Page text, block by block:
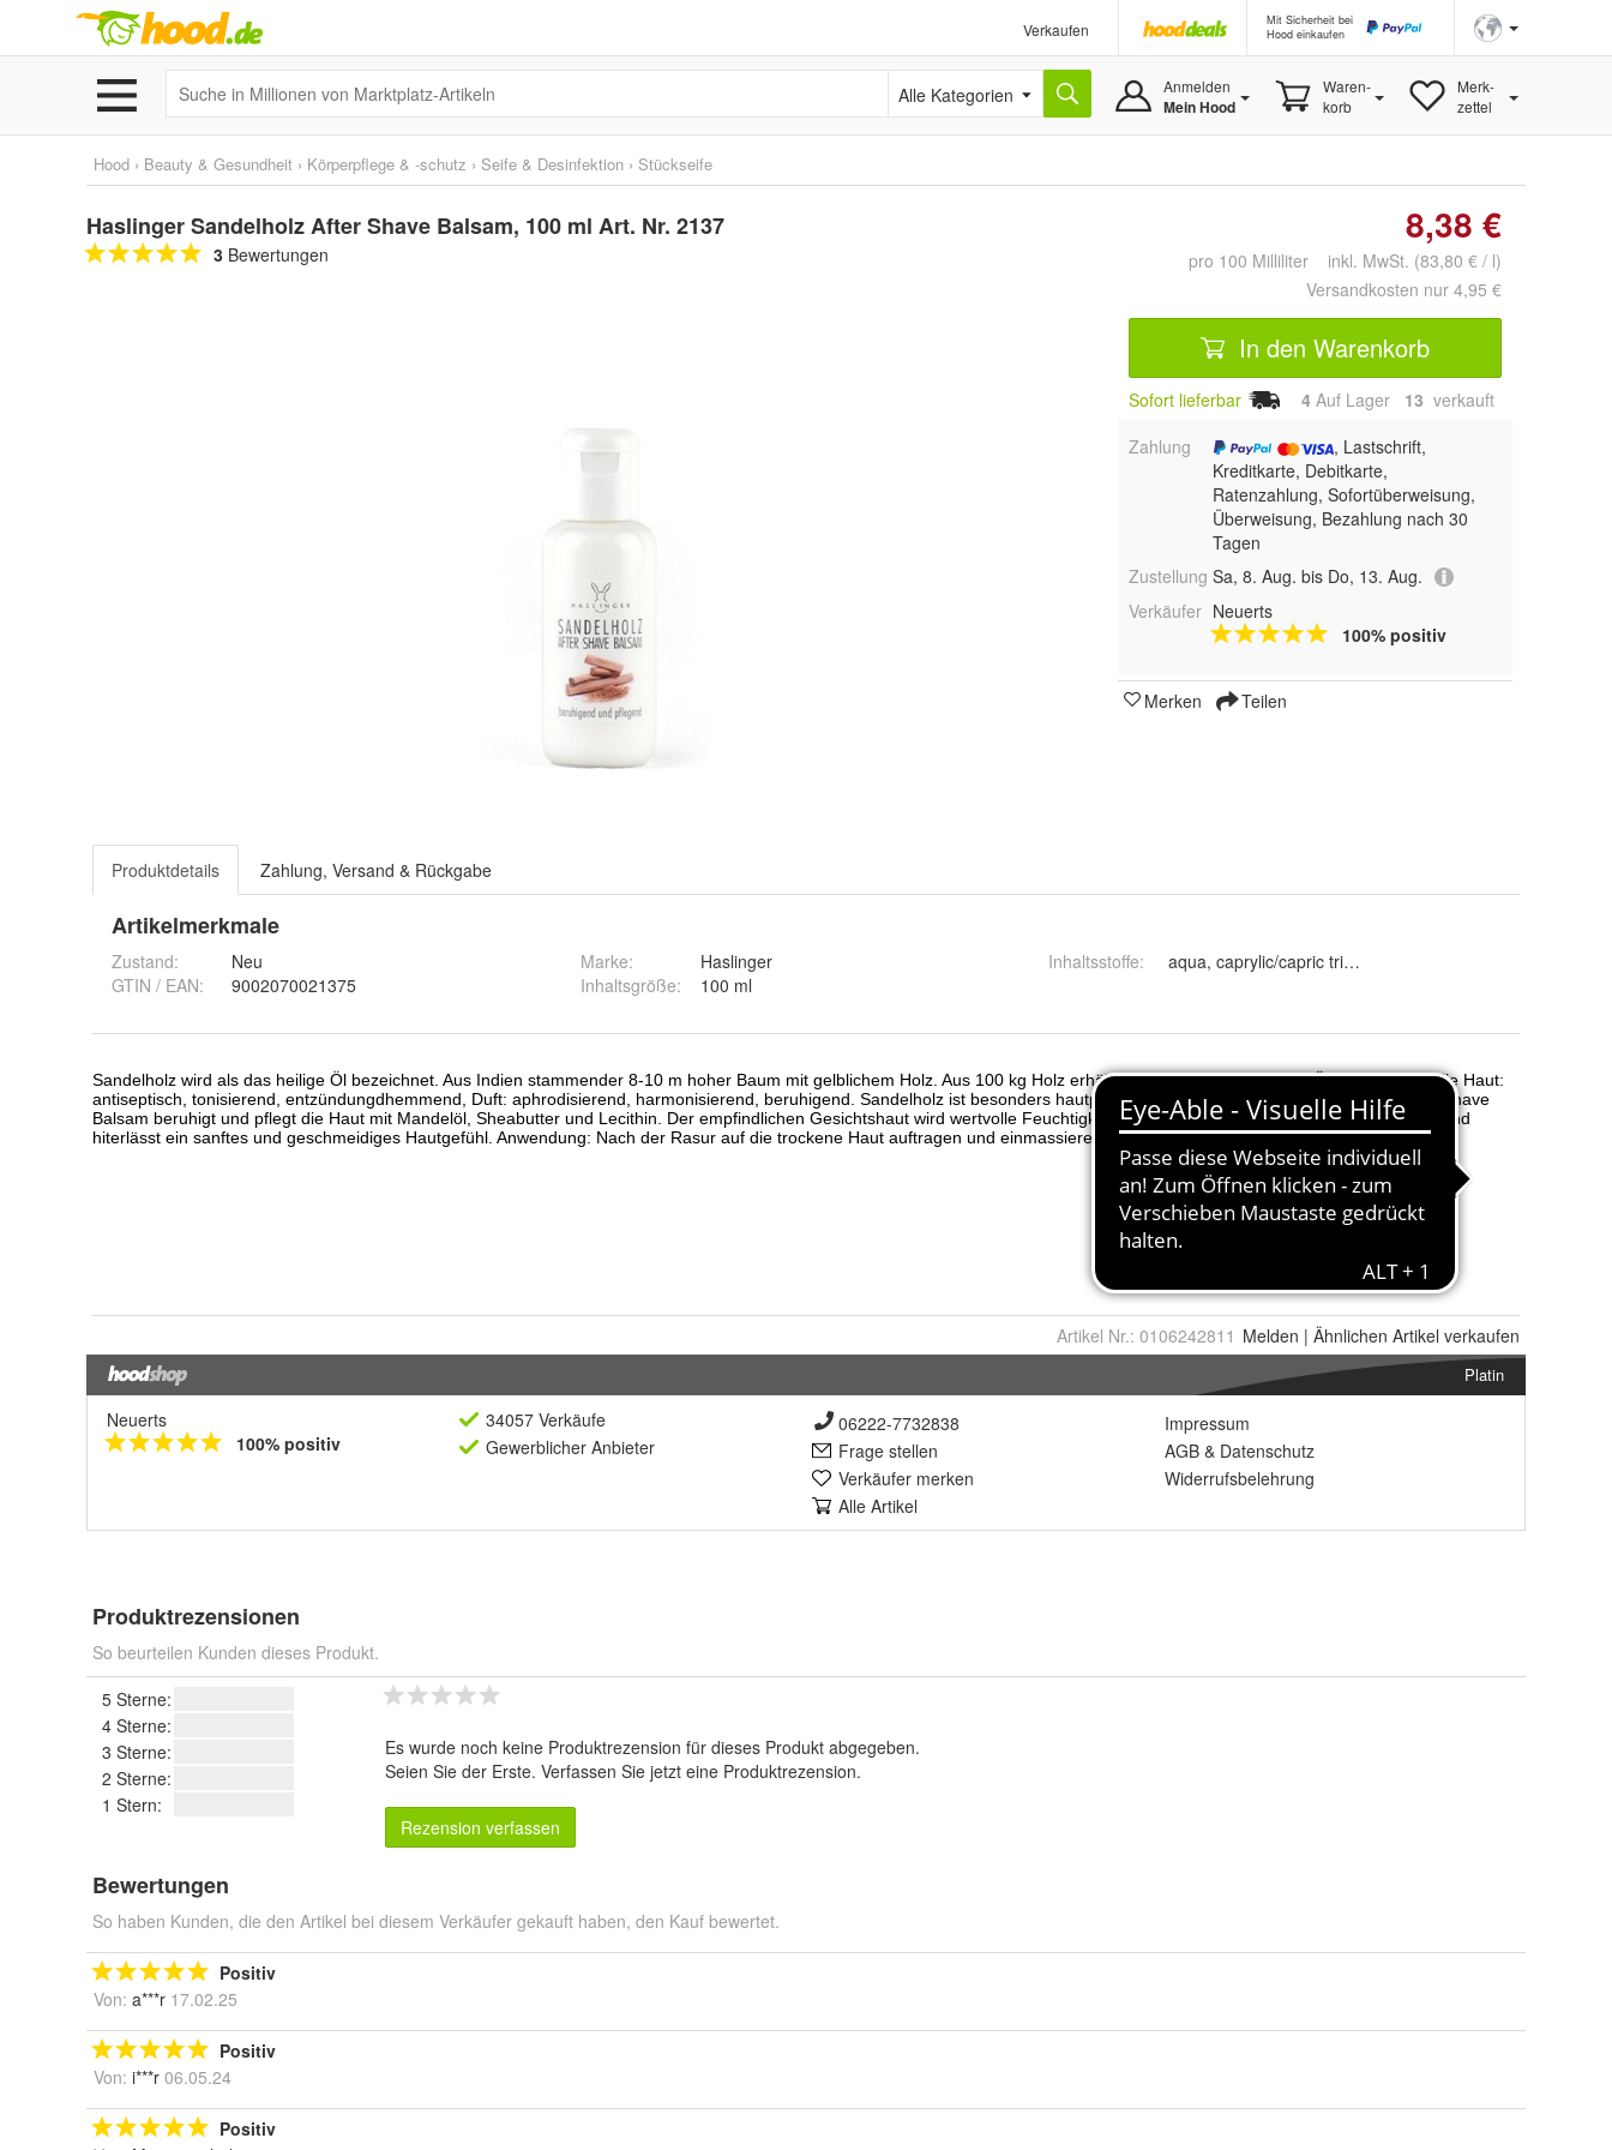
Verkaufen
Mit Sicherheit bei
Hood einkaufen
Alle Kategorien Anmelden
Mein Hood
Waren-
korb
Merk-
zettel
Hood › Beauty & Gesundheit › Körperpflege & -schutz › Seife & Desinfektion › Stückseife
Haslinger Sandelholz After Shave Balsam, 100 ml Art. Nr. 2137
3 Bewertungen
8,38 €
pro 100 Milliliter inkl. MwSt. (83,80 € / l)
Versandkosten nur 4,95 €
In den Warenkorb
Sofort lieferbar 4 Auf Lager 13 verkauft
Zahlung
, Lastschrift,
Kreditkarte, Debitkarte,
Ratenzahlung, Sofortüberweisung,
Überweisung, Bezahlung nach 30
Tagen
Zustellung Sa, 8. Aug. bis Do, 13. Aug.
Verkäufer Neuerts
100% positiv
Merken Teilen
Produktdetails Zahlung, Versand & Rückgabe
Artikelmerkmale
Zustand:
Neu
GTIN / EAN:
9002070021375
Marke:
Haslinger
Inhaltsgröße: 100 ml
Inhaltsstoffe: aqua, caprylic/capric triglyceride, isopropyl myristate,
Artikel Nr.: 0106242811 Melden | Ähnlichen Artikel verkaufen
Platin
Neuerts
100% positiv
34057 Verkäufe
Gewerblicher Anbieter
06222-7732838
Frage stellen
Verkäufer merken
Alle Artikel
Impressum
AGB & Datenschutz
Widerrufsbelehrung
Produktrezensionen
So beurteilen Kunden dieses Produkt.
5 Sterne:
4 Sterne:
3 Sterne:
2 Sterne:
1 Stern:
Es wurde noch keine Produktrezension für dieses Produkt abgegeben.
Seien Sie der Erste. Verfassen Sie jetzt eine Produktrezension.
Rezension verfassen
Bewertungen
So haben Kunden, die den Artikel bei diesem Verkäufer gekauft haben, den Kauf bewertet.
Positiv
Von: a***r 17.02.25
Positiv
Von: i***r 06.05.24
Positiv